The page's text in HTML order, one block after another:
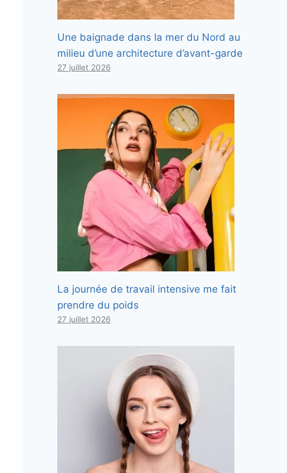
Une baignade dans la mer du Nord au
milieu d’une architecture d’avant-garde
27 juillet 2026
La journée de travail intensive me fait
prendre du poids
27 juillet 2026